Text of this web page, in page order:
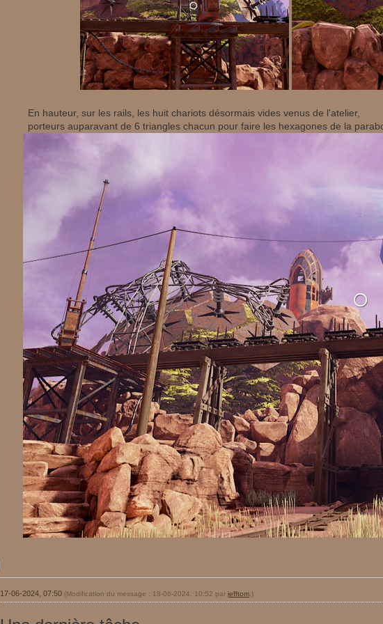
En hauteur, sur les rails, les huit chariots désormais vides venus de l'atelier,
porteurs auparavant de 6 triangles chacun pour faire les hexagones de la
17-06-2024, 07:50 (Modification du message : 18-06-2024, 10:52 par jefftom.)